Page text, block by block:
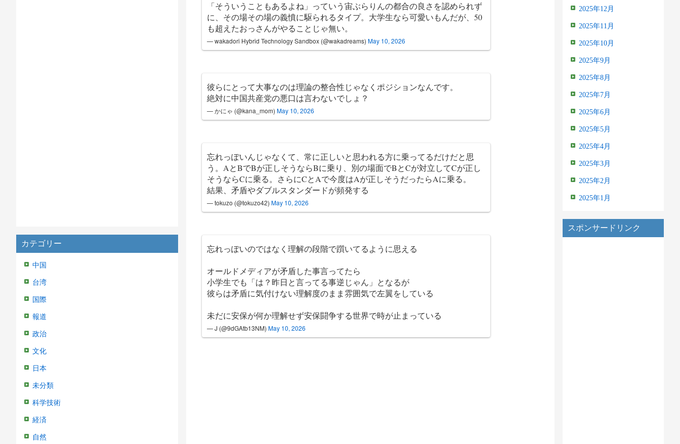
カテゴリー
中国
台湾
国際
報道
政治
文化
日本
未分類
科学技術
経済
自然
「そういうこともあるよね」っていう宙ぶらりんの都合の良さを認められず
に、その場その場の義憤に駆られるタイプ。大学生なら可愛いもんだが、50
も超えたおっさんがやることじゃ無い。
— wakadori Hybrid Technology Sandbox (@wakadreams) May 10, 2026
彼らにとって大事なのは理論の整合性じゃなくポジションなんです。
絶対に中国共産党の悪口は言わないでしょ？
— かにゃ (@kana_mom) May 10, 2026
忘れっぽいんじゃなくて、常に正しいと思われる方に乗ってるだけだと思
う。AとBでBが正しそうならBに乗り、別の場面でBとCが対立してCが正し
そうならCに乗る。さらにCとAで今度はAが正しそうだったらAに乗る。
結果、矛盾やダブルスタンダードが頻発する
— tokuzo (@tokuzo42) May 10, 2026
忘れっぽいのではなく理解の段階で躓いてるように思える
オールドメディアが矛盾した事言ってたら
小学生でも「は？昨日と言ってる事逆じゃん」となるが
彼らは矛盾に気付けない理解度のまま雰囲気で左翼をしている
未だに安保が何か理解せず安保闘争する世界で時が止まっている
— J (@9dGAtb13NM) May 10, 2026
2025年12月
2025年11月
2025年10月
2025年9月
2025年8月
2025年7月
2025年6月
2025年5月
2025年4月
2025年3月
2025年2月
2025年1月
スポンサードリンク